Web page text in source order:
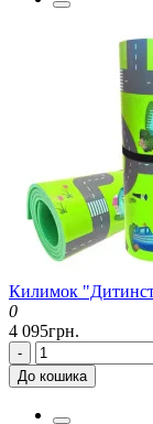
Килимок
0
4 095грн.
-
До кошика